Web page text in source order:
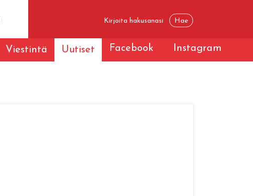
Viestintä Uutiset Facebook Instagram